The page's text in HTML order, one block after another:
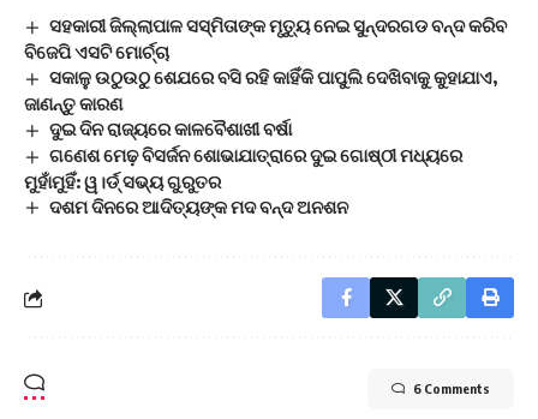
ସହକାରୀ ଜିଲ୍ଲାପାଳ ସସ୍ମିତାଙ୍କ ମୃତ୍ୟୁ ନେଇ ସୁନ୍ଦରଗଡ ବନ୍ଦ କରିବ
ବିଜେପି ଏସଟି ମୋର୍ଚ୍ଚା
ସକାଳୁ ଉଠୁଉଠୁ ଶେଯରେ ବସି ରହି କାହିଁକି ପାପୁଲି ଦେଖିବାକୁ କୁହାଯାଏ,
ଜାଣନ୍ତୁ କାରଣ
ଦୁଇ ଦିନ ରାଜ୍ୟରେ କାଳବୈଶାଖୀ ବର୍ଷା
ଗଣେଶ ମେଢ଼ ବିସର୍ଜନ ଶୋଭାଯାତ୍ରାରେ ଦୁଇ ଗୋଷ୍ଠୀ ମଧ୍ୟରେ
ମୁହାଁମୁହିଁ: ୱ।ର୍ଡ୍ ସଭ୍ୟ ଗୁରୁତର
ଦଶମ ଦିନରେ ଆଦିତ୍ୟଙ୍କ ମଦ ବନ୍ଦ ଅନଶନ
6 Comments